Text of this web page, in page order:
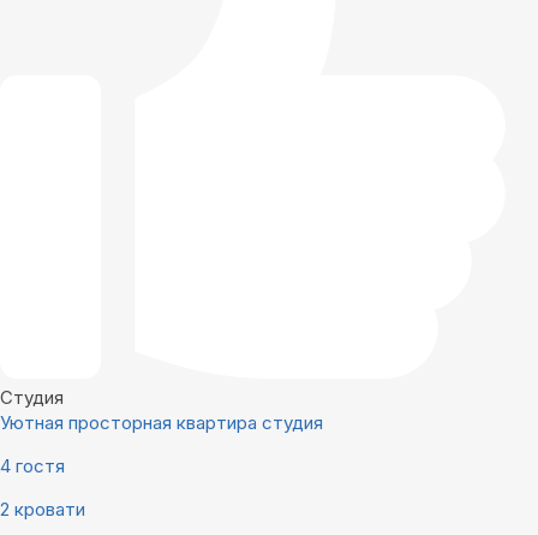
Студия
Уютная просторная квартира студия
4 гостя
2 кровати